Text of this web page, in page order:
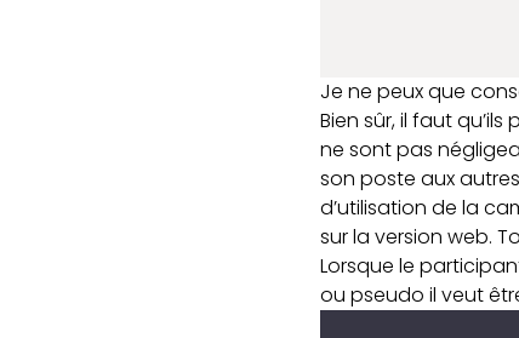
Je ne peux que
Bien sûr, il faut
ne sont pas
son poste aux
d’utilisation de la
sur la version web.
Lorsque le
ou pseudo il veut